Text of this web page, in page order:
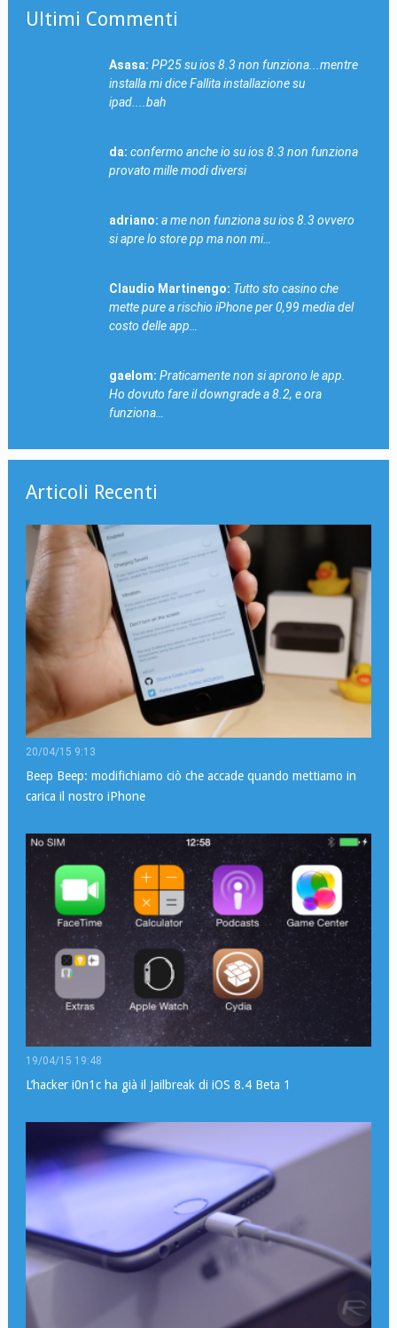
Ultimi Commenti
Asasa: PP25 su ios 8.3 non funziona...mentre
installa mi dice Fallita installazione su
ipad....bah
da: confermo anche io su ios 8.3 non funziona
provato mille modi diversi
adriano: a me non funziona su ios 8.3 ovvero
si apre lo store pp ma non mi…
Claudio Martinengo: Tutto sto casino che
mette pure a rischio iPhone per 0,99 media del
costo delle app…
gaelom: Praticamente non si aprono le app.
Ho dovuto fare il downgrade a 8.2, e ora
funziona…
Articoli Recenti
20/04/15 9:13
Beep Beep: modifichiamo ciò che accade quando mettiamo in
carica il nostro iPhone
19/04/15 19:48
L’hacker i0n1c ha già il Jailbreak di iOS 8.4 Beta 1